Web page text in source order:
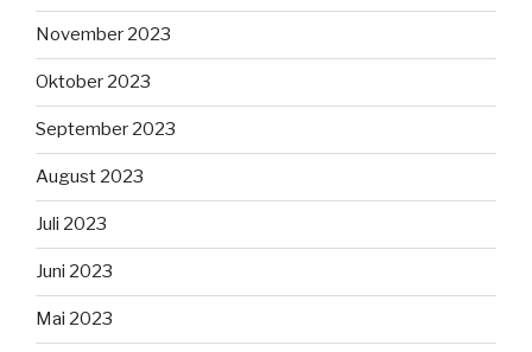
November 2023
Oktober 2023
September 2023
August 2023
Juli 2023
Juni 2023
Mai 2023